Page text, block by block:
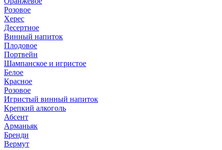
Розовое
Херес
Десертное
Винный напиток
Плодовое
Портвейн
Шампанское и игристое
Белое
Красное
Розовое
Игристый винный напиток
Крепкий алкоголь
Абсент
Арманьяк
Бренди
Вермут